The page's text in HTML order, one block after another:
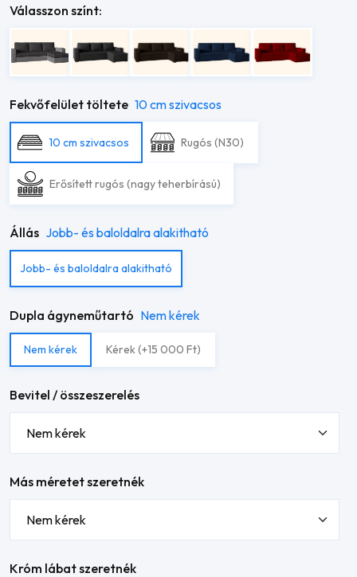
Válasszon színt:
Fekvőfelület töltete 10 cm szivacsos
10 cm szivacsos Rugós (N30)
Erősített rugós (nagy teherbírású)
Állás Jobb- és baloldalra alakitható
Jobb- és baloldalra alakitható
Dupla ágyneműtartó Nem kérek
Nem kérek Kérek (+15 000 Ft)
Bevitel / összeszerelés
Más méretet szeretnék
Króm lábat szeretnék